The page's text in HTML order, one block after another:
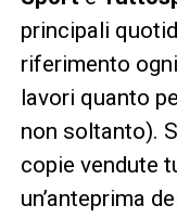
principali
riferimento
lavori quanto
non soltanto).
copie vendute
un’anteprima